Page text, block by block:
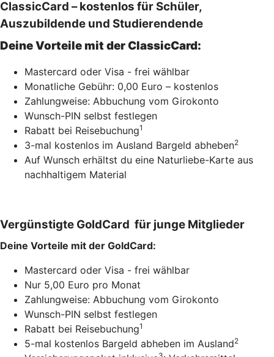
ClassicCard – kostenlos für Schüler,
Auszubildende und Studierendende
Deine Vorteile mit der ClassicCard:
Mastercard oder Visa - frei wählbar
Monatliche Gebühr: 0,00 Euro – kostenlos
Zahlungweise: Abbuchung vom Girokonto
Wunsch-PIN selbst festlegen
Rabatt bei Reisebuchung1
3-mal kostenlos im Ausland Bargeld abheben2
Auf Wunsch erhältst du eine Naturliebe-Karte aus
nachhaltigem Material
Vergünstigte GoldCard für junge Mitglieder
Deine Vorteile mit der GoldCard:
Mastercard oder Visa - frei wählbar
Nur 5,00 Euro pro Monat
Zahlungweise: Abbuchung vom Girokonto
Wunsch-PIN selbst festlegen
Rabatt bei Reisebuchung1
5-mal kostenlos Bargeld abheben im Ausland2